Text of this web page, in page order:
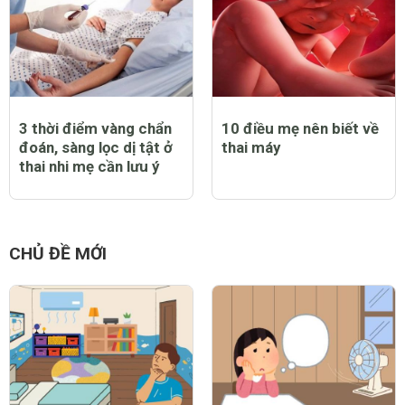
3 thời điểm vàng chẩn
đoán, sàng lọc dị tật ở
thai nhi mẹ cần lưu ý
10 điều mẹ nên biết về
thai máy
CHỦ ĐỀ MỚI